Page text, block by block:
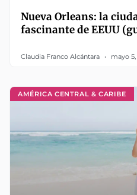
Nueva Orleans: la
fascinante de EEUU
Claudia Franco Alcántara mayo
AMÉRICA CENTRAL & CARIBE